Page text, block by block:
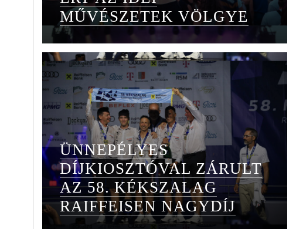
MŰVÉSZETEK VÖLGYE
ÜNNEPÉLYES
DÍJKIOSZTÓVAL ZÁRULT
AZ 58. KÉKSZALAG
RAIFFEISEN NAGYDÍJ